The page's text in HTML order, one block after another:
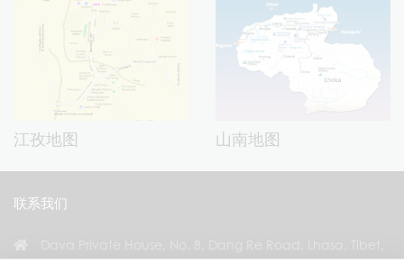
江孜地图 山南地图
联系我们
China